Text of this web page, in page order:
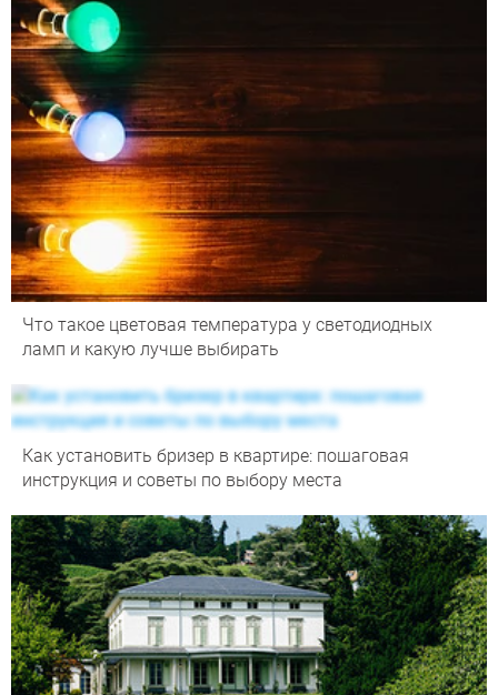
Что такое цветовая температура у светодиодных
ламп и какую лучше выбирать
Как установить бризер в квартире: пошаговая
инструкция и советы по выбору места